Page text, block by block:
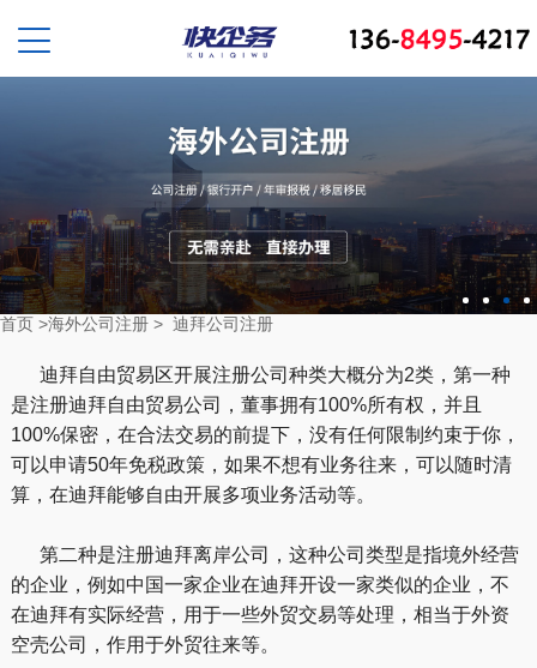
首页 >海外公司注册 > 迪拜公司注册
迪拜自由贸易区开展注册公司种类大概分为2类，第一种
是注册迪拜自由贸易公司，董事拥有100%所有权，并且
100%保密，在合法交易的前提下，没有任何限制约束于你，
可以申请50年免税政策，如果不想有业务往来，可以随时清
算，在迪拜能够自由开展多项业务活动等。
第二种是注册迪拜离岸公司，这种公司类型是指境外经营
的企业，例如中国一家企业在迪拜开设一家类似的企业，不
在迪拜有实际经营，用于一些外贸交易等处理，相当于外资
空壳公司，作用于外贸往来等。